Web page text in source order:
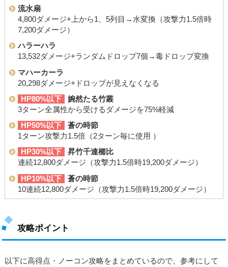
流水扇
4,800ダメージ+上から1、5列目→水変換（攻撃力1.5倍時
7,200ダメージ）
ハラーハラ
13,532ダメージ+ランダムドロップ7個→毒ドロップ変換
マハーカーラ
20,298ダメージ+ドロップが見えなくなる
HP80%以下
婉然たる竹叢
3ターン全属性から受けるダメージを75%軽減
HP50%以下
蒼の時節
1ターン攻撃力1.5倍（2ターン毎に使用 ）
HP30%以下
昇竹千連櫛比
連続12,800ダメージ（攻撃力1.5倍時19,200ダメージ）
HP10%以下
蒼の時節
10連続12,800ダメージ（攻撃力1.5倍時19,200ダメージ）
攻略ポイント
以下に高得点・ノーコン攻略をまとめているので、参考にして